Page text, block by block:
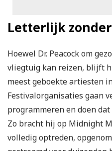
Letterlijk
Hoewel Dr. Peacock om
vliegtuig kan reizen, blijft
meest geboekte artiesten
Festivalorganisaties gaan
programmeren en doen
Zo bracht hij op Midnight
volledig optreden,